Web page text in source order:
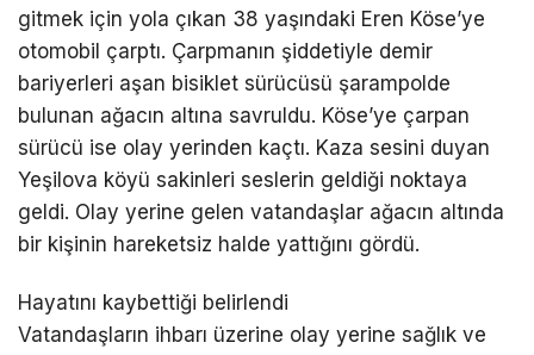
gitmek için yola çıkan 38 yaşındaki Eren Köse’ye
otomobil çarptı. Çarpmanın şiddetiyle demir
bariyerleri aşan bisiklet sürücüsü şarampolde
bulunan ağacın altına savruldu. Köse’ye çarpan
sürücü ise olay yerinden kaçtı. Kaza sesini duyan
Yeşilova köyü sakinleri seslerin geldiği noktaya
geldi. Olay yerine gelen vatandaşlar ağacın altında
bir kişinin hareketsiz halde yattığını gördü.
Hayatını kaybettiği belirlendi
Vatandaşların ihbarı üzerine olay yerine sağlık ve